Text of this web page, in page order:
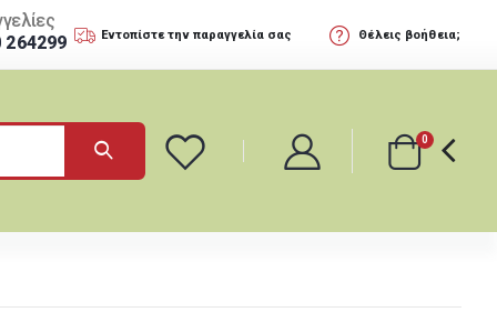
264299
Εντοπίστε την παραγγελία σας Θέλεις βοήθεια;
0